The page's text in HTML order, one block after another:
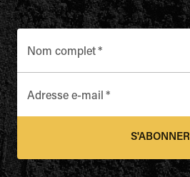
Nom complet*
Adresse e-mail *
S'ABONNER